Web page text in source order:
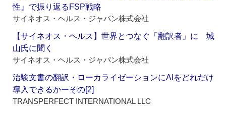
性』で振り返るFSP戦略
サイネオス・ヘルス・ジャパン株式会社
【サイネオス・ヘルス】世界とつなぐ「翻訳者」に 城
山氏に聞く
サイネオス・ヘルス・ジャパン株式会社
治験文書の翻訳・ローカライゼーションにAIをどれだけ
導入できるかーその[2]
TRANSPERFECT INTERNATIONAL LLC